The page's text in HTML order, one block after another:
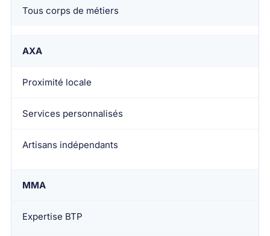
Tous corps de métiers
AXA
Proximité locale
Services personnalisés
Artisans indépendants
MMA
Expertise BTP